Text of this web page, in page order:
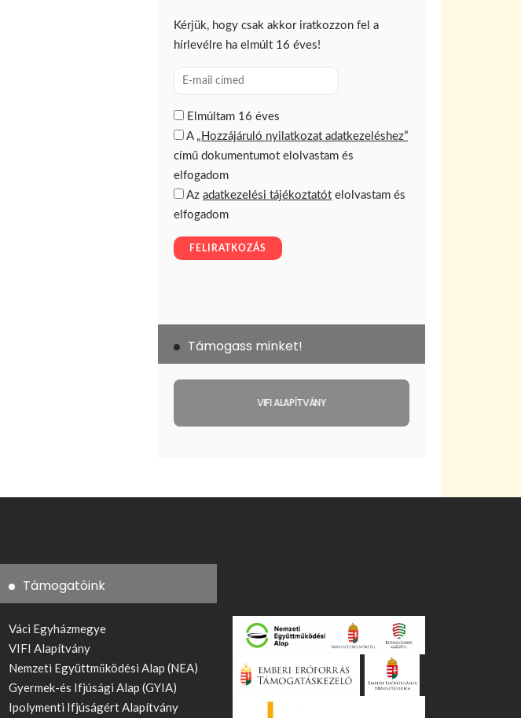
Támogass minket!
VIFI ALAPÍTVÁNY
Támogatóink
Váci Egyházmegye
VIFI Alapítvány
Nemzeti Együttműködési Alap (NEA)
Gyermek-és Ifjúsági Alap (GYIA)
Ipolymenti Ifjúságért Alapítvány